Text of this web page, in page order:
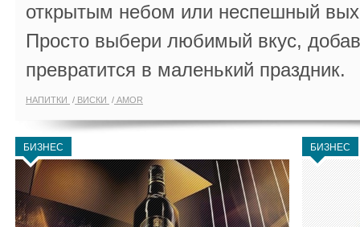
открытым небом или неспешный
Просто выбери любимый вкус,
превратится в маленький праздник.
НАПИТКИ ВИСКИ AMOR
БИЗНЕС БИЗНЕС